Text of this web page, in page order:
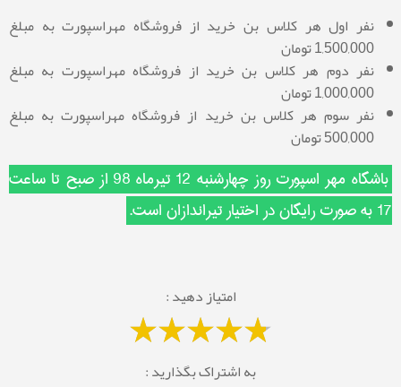
نفر اول هر کلاس بن خرید از فروشگاه مهراسپورت به مبلغ
1,500,000 تومان
نفر دوم هر کلاس بن خرید از فروشگاهمهراسپورت به مبلغ
1,000,000 تومان
نفر سوم هر کلاسبن خرید از فروشگاه مهراسپورت به مبلغ
500,000 تومان
باشگاه مهر اسپورت روز چهارشنبه 12 تیرماه 98 از صبح تا ساعت
17 به صورت رایگان در اختیار تیراندازان است.
امتیاز دهید :
به اشتراک بگذارید :